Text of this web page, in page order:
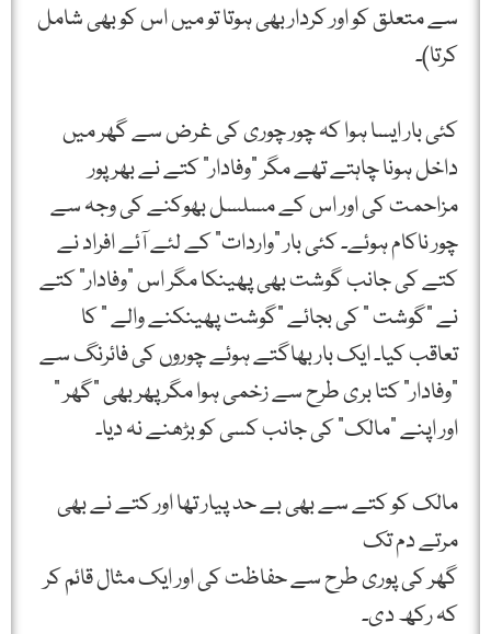
سے متعلق کو اور کردار بھی ہوتا تو میں اس کو بھی شامل
کرتا)۔
کئی بار ایسا ہوا کہ چور چوری کی غرض سے گھر میں
داخل ہونا چاہتے تھے مگر "وفادار” کتے نے بھرپور
مزاحمت کی اور اس کے مسلسل بھوکنے کی وجہ سے
چور ناکام ہوئے۔ کئی بار "واردات” کے لئے آئے افراد نے
کتے کی جانب گوشت بھی پھینکا مگر اس "وفادار” کتے
نے "گوشت ” کی بجائے "گوشت پھینکنے والے ” کا
تعاقب کیا۔ ایک بار بھاگتے ہوئے چوروں کی فائرنگ سے
"وفادار” کتا بری طرح سے زخمی ہوا مگر پھر بھی "گھر ”
اور اپنے "مالک” کی جانب کسی کو بڑھنے نہ دیا۔
مالک کو کتے سے بھی بے حد پیار تھا اور کتے نے بھی
مرتے دم تک
گھر کی پوری طرح سے حفاظت کی اور ایک مثال قائم کر
کہ رکھ دی۔